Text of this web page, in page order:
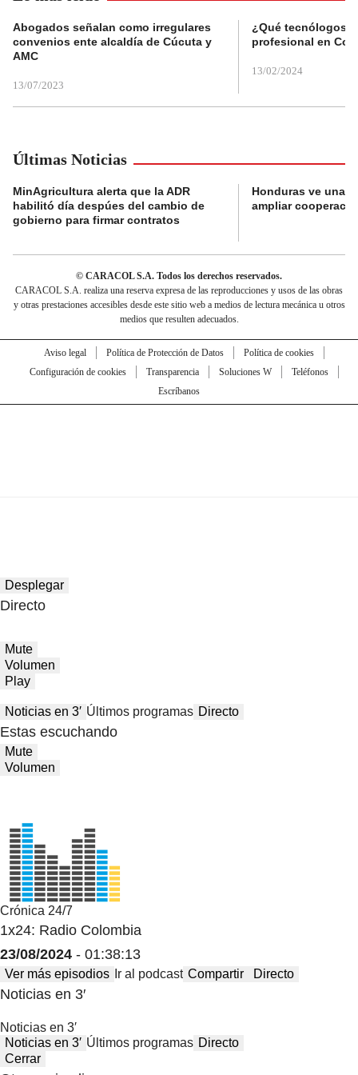
Abogados señalan como irregulares
convenios ente alcaldía de Cúcuta y
AMC
13/07/2023
¿Qué tecnólogos
profesional en
13/02/2024
Últimas Noticias
MinAgricultura alerta que la ADR
habilitó día despúes del cambio de
gobierno para firmar contratos
Honduras ve una
ampliar
© CARACOL S.A. Todos los derechos reservados.
CARACOL S.A. realiza una reserva expresa de las reproducciones y usos de las obras
y otras prestaciones accesibles desde este sitio web a medios de lectura mecánica u otros
medios que resulten adecuados.
Aviso legal Política de Protección de Datos
Política de cookies
Configuración de cookies
Transparencia Soluciones W
Teléfonos
Escríbanos
Desplegar
Directo
Mute
Volumen
Play
Noticias en 3′ Últimos programas Directo
Estas escuchando
Mute
Volumen
Crónica 24/7
1x24: Radio Colombia
23/08/2024 - 01:38:13
Ver más episodios Ir al podcast Compartir Directo
Noticias en 3′
Noticias en 3′
Noticias en 3′ Últimos programas Directo
Cerrar